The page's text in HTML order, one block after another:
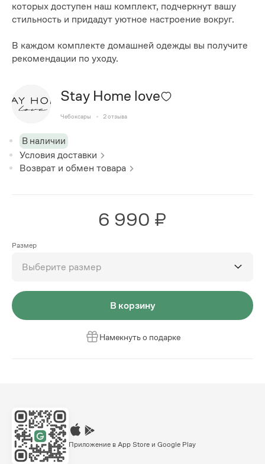
которых доступен наш комплект, подчеркнут вашу
стильность и придадут уютное настроение вокруг.
В каждом комплекте домашней одежды вы получите
рекомендации по уходу.
Stay Home love
Чебоксары 2 отзыва
В наличии
Условия доставки
Возврат и обмен товара
6 990 ₽
Размер
Выберите размер
В корзину
Намекнуть о подарке
Приложение в App Store и Google Play